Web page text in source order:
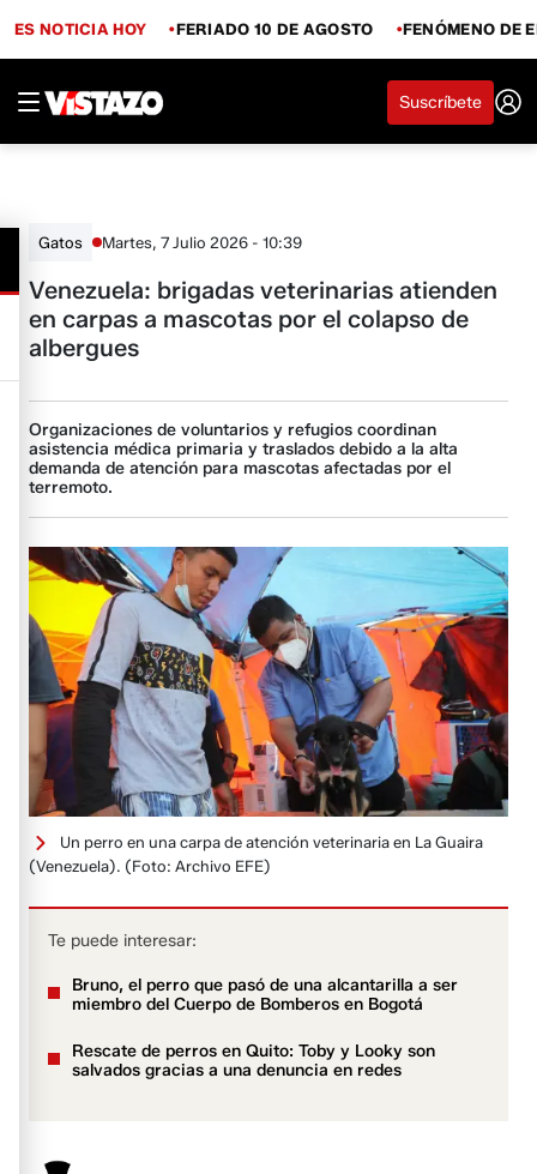
ES NOTICIA HOY FERIADO 10 DE AGOSTO FENÓMENO DE
Suscríbete
Gatos Martes, 7 Julio 2026 - 10:39
Venezuela: brigadas veterinarias atienden
en carpas a mascotas por el colapso de
albergues
Organizaciones de voluntarios y refugios coordinan
asistencia médica primaria y traslados debido a la alta
demanda de atención para mascotas afectadas por el
terremoto.
Un perro en una carpa de atención veterinaria en La Guaira
(Venezuela). (Foto: Archivo EFE)
Te puede interesar:
Bruno, el perro que pasó de una alcantarilla a ser
miembro del Cuerpo de Bomberos en Bogotá
Rescate de perros en Quito: Toby y Looky son
salvados gracias a una denuncia en redes